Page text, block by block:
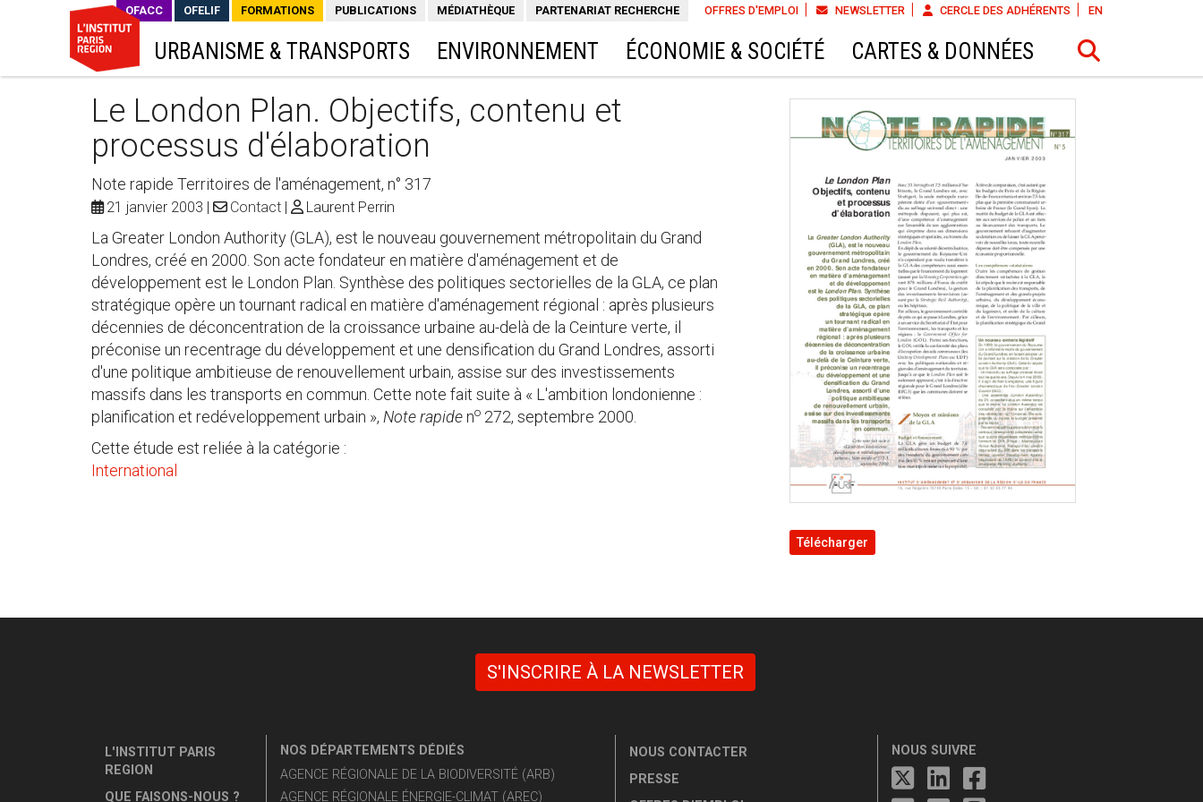
OFFRES D'EMPLOI NEWSLETTER CERCLE DES ADHÉRENTS EN
OFACC OFELIF FORMATIONS PUBLICATIONS MÉDIATHÈQUE PARTENARIAT RECHERCHE
URBANISME & TRANSPORTS ENVIRONNEMENT ÉCONOMIE & SOCIÉTÉ CARTES & DONNÉES
Le London Plan. Objectifs, contenu et
processus d'élaboration
Note rapide Territoires de l'aménagement, n° 317
21 janvier 2003 Contact Laurent Perrin
La Greater London Authority (GLA), est le nouveau gouvernement métropolitain du Grand
Londres, créé en 2000. Son acte fondateur en matière d'aménagement et de
développement est le London Plan. Synthèse des politiques sectorielles de la GLA, ce plan
stratégique opère un tournant radical en matière d'aménagement régional : après plusieurs
décennies de déconcentration de la croissance urbaine au-delà de la Ceinture verte, il
préconise un recentrage du développement et une densification du Grand Londres, assorti
d'une politique ambitieuse de renouvellement urbain, assise sur des investissements
massifs dans les transports en commun. Cette note fait suite à « L'ambition londonienne :
planification et redéveloppement urbain », Note rapideno 272, septembre 2000.
Cette étude est reliée à la catégorie :
International
Télécharger
S'INSCRIRE À LA NEWSLETTER
L'INSTITUT PARIS
REGION
QUE FAISONS-NOUS ?
NOS DÉPARTEMENTS DÉDIÉS
AGENCE RÉGIONALE DE LA BIODIVERSITÉ (ARB)
AGENCE RÉGIONALE ÉNERGIE-CLIMAT (AREC)
NOUS CONTACTER
PRESSE
NOUS SUIVRE